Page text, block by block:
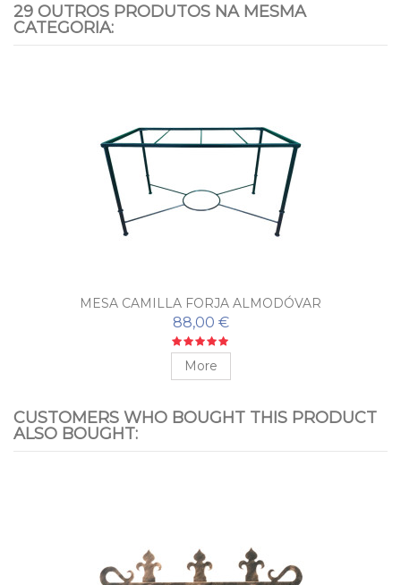
29 OUTROS PRODUTOS NA MESMA
CATEGORIA:
MESA CAMILLA FORJA ALMODÓVAR
88,00 €
More
CUSTOMERS WHO BOUGHT THIS PRODUCT
ALSO BOUGHT: